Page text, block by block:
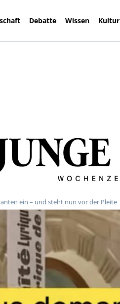
Debatte Wissen Kultur
ein – und steht nun vor der Pleite